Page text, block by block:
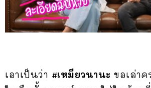
เอาเป็นว่า #เหมียวนานะ ขอเล่าค